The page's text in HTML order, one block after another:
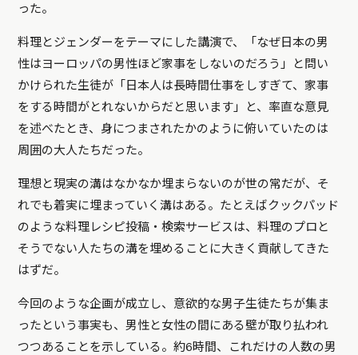
った。
料理とジェンダーをテーマにした講演で、「なぜ日本の男
性はヨーロッパの男性ほど家事をしないのだろう」と問い
かけられた生徒が「日本人は長時間仕事をしすぎて、家事
をする時間がとれないからだと思います」と、率直な意見
を述べたとき、身につまされたかのように俯いていたのは
周囲の大人たちだった。
理想と現実の溝はなかなか埋まらないのが世の常だが、そ
れでも着実に埋まっていく溝はある。たとえばクックパッド
のような料理レシピ投稿・検索サービスは、料理のプロと
そうでない人たちの溝を埋めることに大きく貢献してきた
はずだ。
今回のような企画が成立し、意欲的な男子生徒たちが集ま
ったという事実も、男性と女性の間にある壁が取り払われ
つつあることを示している。約6時間、これだけの人数の男